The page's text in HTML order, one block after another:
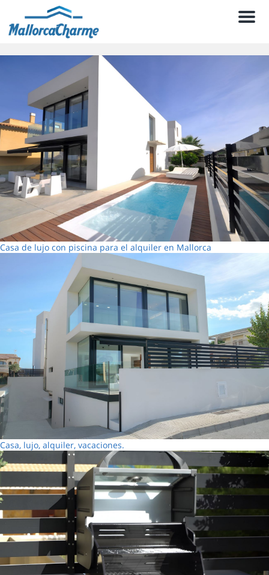
Menu
Casa de lujo con piscina para el alquiler en Mallorca
Casa, lujo, alquiler, vacaciones.